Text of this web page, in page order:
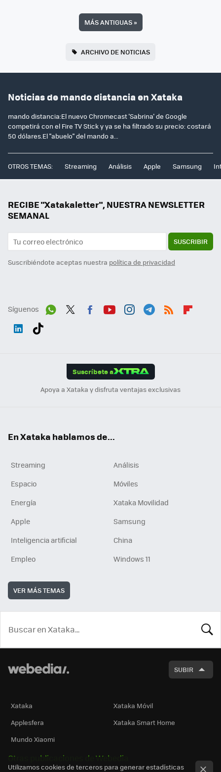
MÁS ANTIGUAS»
ARCHIVO DE NOTICIAS
Noticias de mando distancia en Xataka
mando distancia:El nuevo Chromecast 'Sabrina' de Google
competirá con el Fire TV Stick y ya se ha filtrado su precio: costará
50 dólares.El "abuelo" del mando a...
OTROS TEMAS: Streaming Análisis Apple Samsung
RECIBE "Xatakaletter", NUESTRA NEWSLETTER
SEMANAL
SUSCRIBIR
Suscribiéndote aceptas nuestra política de privacidad
Síguenos
Suscríbete a
Apoya a Xataka y disfruta ventajas exclusivas
En Xataka hablamos de...
Streaming
Análisis
Espacio
Móviles
Energía
Xataka Movilidad
Apple
Samsung
Inteligencia artificial
China
Empleo
Windows 11
VER MÁS TEMAS
SUBIR
Xataka
Xataka Móvil
Applesfera
Xataka Smart Home
Mundo Xiaomi
Otras publicaciones de Webedia
Utilizamos cookies de terceros para generar estadísticas